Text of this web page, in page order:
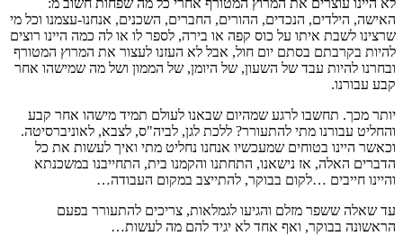
לא היינו עוצרים את המרוץ המטורף אחרי כל מה שפחות חשוב מ:
האישה, הילדים, הנכדים, ההורים, החברים, השכנים, אנחנו-עצמנו וכל מי
שרצינו לשבת איתו על כוס קפה או בירה, לספר לו או לה כמה היינו רוצים
להיות בקרבתם בסתם יום חול, אבל לא העזנו לעצור את המרוץ המטורף
ובחרנו להיות עבד של השעון, של היומן, של הממון ושל מה שמישהו אחר
קבע עבורנו.
יותר מכך. תחשבו לרגע שמהיום שבאנו לעולם תמיד מישהו אחר קבע
והחליט עבורנו מתי להתעורר? ללכת לגן, לביה"ס, לצבא, לאוניברסיטה.
וכאשר היינו בטוחים שמעכשיו אנחנו נחליט מתי ואיך לעשות את כל
הדברים האלה, אז נישאנו, התחתנו והקמנו בית, התחייבנו במשכנתא
והיינו חייבים …לקום בבוקר, להתייצב במקום העבודה…
עד שאלה ששפר מזלם והגיעו לגמלאות, צריכים להתעורר בפעם
הראשונה בבוקר, ואף אחד לא יגיד להם מה לעשות…